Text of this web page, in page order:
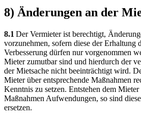
8) Änderungen an der
8.1 Der Vermieter ist berechtigt,
vorzunehmen, sofern diese der Erhaltung
Verbesserung dürfen nur vorgenommen
Mieter zumutbar sind und hierdurch der
der Mietsache nicht beeinträchtigt wird.
Mieter über entsprechende Maßnahmen
Kenntnis zu setzen. Entstehen dem
Maßnahmen Aufwendungen, so sind
ersetzen.